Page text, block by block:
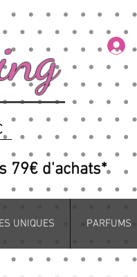
79€ d'achats*
UNIQUES PARFUMS